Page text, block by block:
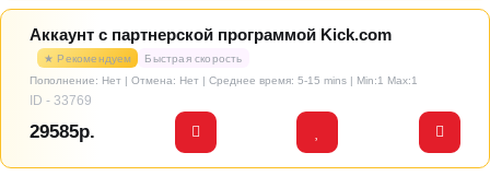
Аккаунт с партнерской программой Kick.com
★ Рекомендуем
Быстрая скорость
Пополнение: Нет | Отмена: Нет | Среднее время: 5-15 mins | Min:1 Max:1
ID - 33769
29585р.